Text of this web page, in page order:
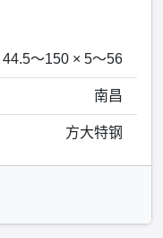
44.5～150 × 5～56
南昌
方大特钢